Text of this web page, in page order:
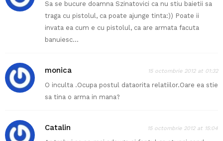
Sa se bucure doamna Szinatovici ca nu stiu baietii sa
traga cu pistolul, ca poate ajunge tinta:)) Poate ii
invata ea cum e cu pistolul, ca are armata facuta
banuiesc…
monica 15 octombrie 2012 at 01:32
O inculta .Ocupa postul dataorita relatiilor.Oare ea stie
sa tina o arma in mana?
Catalin 15 octombrie 2012 at 15:04